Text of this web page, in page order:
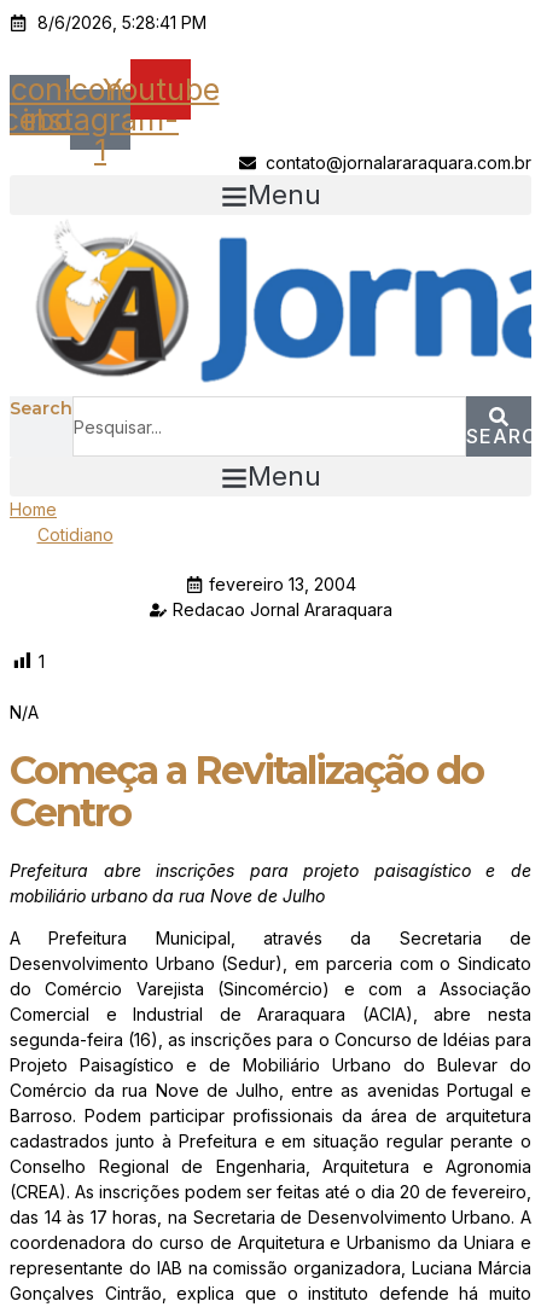
Ir
o
conteúdo
8/6/2026, 5:28:41 PM
Icon-Icon-
instagram-
1
Youtube
contato@jornalararaquara.com.br
Menu
Search
Menu
Home
Cotidiano
fevereiro 13, 2004
Redacao Jornal Araraquara
1
N/A
Começa a Revitalização do
Centro
Prefeitura abre inscrições para projeto paisagístico e de
mobiliário urbano da rua Nove de Julho
A Prefeitura Municipal, através da Secretaria de
Desenvolvimento Urbano (Sedur), em parceria com o Sindicato
do Comércio Varejista (Sincomércio) e com a Associação
Comercial e Industrial de Araraquara (ACIA), abre nesta
segunda-feira (16), as inscrições para o Concurso de Idéias para
Projeto Paisagístico e de Mobiliário Urbano do Bulevar do
Comércio da rua Nove de Julho, entre as avenidas Portugal e
Barroso. Podem participar profissionais da área de arquitetura
cadastrados junto à Prefeitura e em situação regular perante o
Conselho Regional de Engenharia, Arquitetura e Agronomia
(CREA). As inscrições podem ser feitas até o dia 20 de fevereiro,
das 14 às 17 horas, na Secretaria de Desenvolvimento Urbano. A
coordenadora do curso de Arquitetura e Urbanismo da Uniara e
representante do IAB na comissão organizadora, Luciana Márcia
Gonçalves Cintrão, explica que o instituto defende há muito